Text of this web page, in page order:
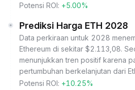
Potensi ROI: +5.00%
Prediksi Harga ETH 2028
Data perkiraan untuk 2028
Ethereum di sekitar $2.113,08.
menunjukkan tren positif karena
pertumbuhan berkelanjutan dari
Potensi ROI: +10.25%